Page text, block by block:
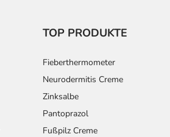
TOP PRODUKTE
Fieberthermometer
Neurodermitis Creme
Zinksalbe
Pantoprazol
Fußpilz Creme